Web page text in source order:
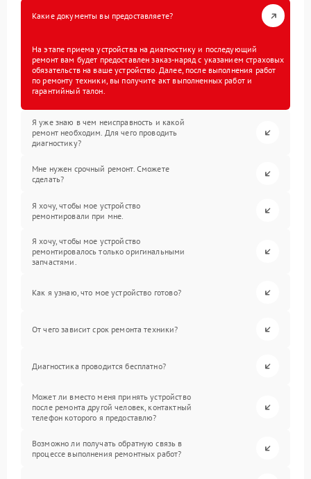
Какие документы вы предоставляете?
На этапе приема устройства на диагностику и последующий
ремонт вам будет предоставлен заказ-наряд с указанием страховых
обязательств на ваше устройство. Далее, после выполнения работ
по ремонту техники, вы получите акт выполненных работ и
гарантийный талон.
Я уже знаю в чем неисправность и какой
ремонт необходим. Для чего проводить
диагностику?
Мне нужен срочный ремонт. Сможете
сделать?
Я хочу, чтобы мое устройство
ремонтировали при мне.
Я хочу, чтобы мое устройство
ремонтировалось только оригинальными
запчастями.
Как я узнаю, что мое устройство готово?
От чего зависит срок ремонта техники?
Диагностика проводится бесплатно?
Может ли вместо меня принять устройство
после ремонта другой человек, контактный
телефон которого я предоставлю?
Возможно ли получать обратную связь в
процессе выполнения ремонтных работ?